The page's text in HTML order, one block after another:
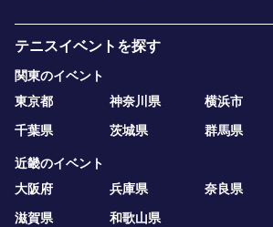
テニスイベントを探す
関東のイベント
東京都
神奈川県 横浜市
千葉県
茨城県 群馬県
近畿のイベント
大阪府
兵庫県 奈良県
滋賀県
和歌山県